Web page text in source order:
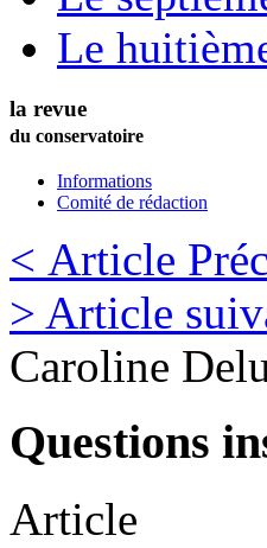
Le
la revue
du conservatoire
Informations
Comité de rédaction
< Article
> Article
Caroline
Questions
Article